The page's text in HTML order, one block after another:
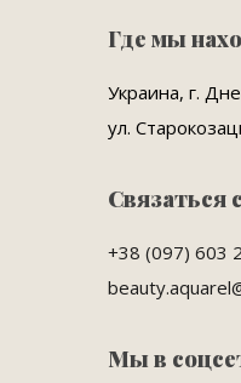
Где мы
Украина, г.
ул.
Связаться
+38 (097) 603
Мы в